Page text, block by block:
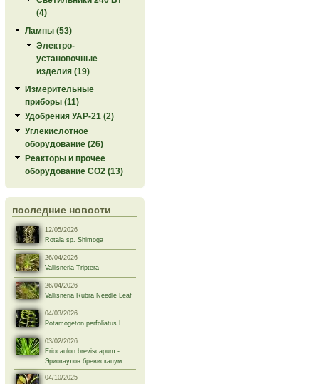
(4)
Лампы (53)
Электро-
установочные
изделия (19)
Измерительные
приборы (11)
Удобрения УАР-21 (2)
Углекислотное
оборудование (26)
Реакторы и прочее
оборудование СО2 (13)
последние новости
12/05/2026
Rotala sp. Shimoga
26/04/2026
Vallisneria Triptera
26/04/2026
Vallisneria Rubra Needle Leaf
04/03/2026
Potamogeton perfoliatus L.
03/02/2026
Eriocaulon breviscapum -
Эриокаулон бревискапум
04/10/2025